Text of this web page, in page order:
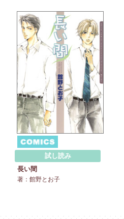
試し読み
長い間
著：館野とお子